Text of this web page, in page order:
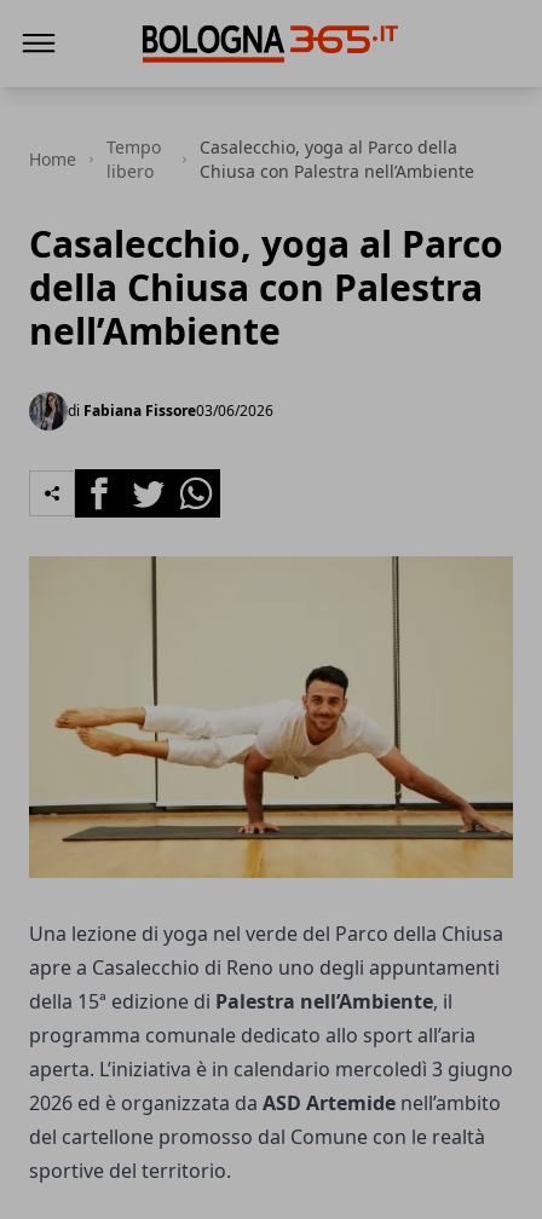
Home
Tempo
libero
Casalecchio, yoga al Parco della
Chiusa con Palestra nell’Ambiente
Casalecchio, yoga al Parco
della Chiusa con Palestra
nell’Ambiente
di Fabiana Fissore03/06/2026
FacebookTwitterWhatsapp
Una lezione di yoga nel verde del Parco della Chiusa
apre a Casalecchio di Reno uno degli appuntamenti
della 15ª edizione di Palestra nell’Ambiente, il
programma comunale dedicato allo sport all’aria
aperta. L’iniziativa è in calendario mercoledì 3 giugno
2026 ed è organizzata da ASD Artemide nell’ambito
del cartellone promosso dal Comune con le realtà
sportive del territorio.